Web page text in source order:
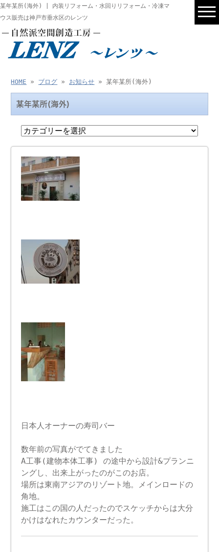
某年某所(海外) | 内装リフォーム・水回りリフォーム・冷凍マ
ウス販売は神戸市垂水区のレンツ
HOME » ブログ » お知らせ » 某年某所(海外)
某年某所(海外)
日本人オーナーの寿司バー
数年前の写真がでてきました
A工事(建物本体工事) の途中から設計&プランニ
ングし、出来上がったのがこのお店。
場所は東南アジアのリゾート地。メインロードの
角地。
施工はこの国の人だったのでスケッチからは大分
かけはなれたカウンターだった。